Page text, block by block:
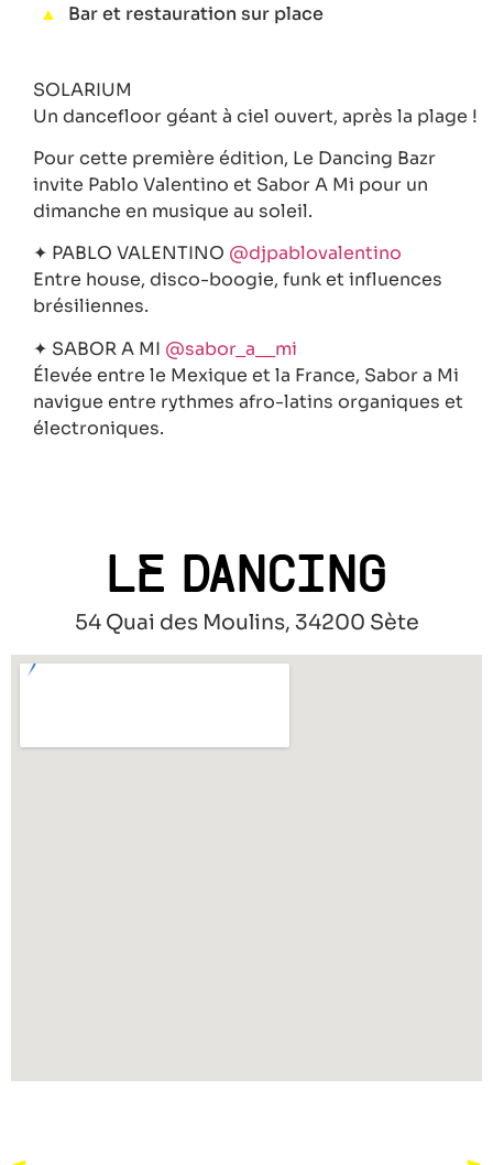
Bar et restauration sur place
SOLARIUM
Un dancefloor géant à ciel ouvert, après la plage !
Pour cette première édition, Le Dancing Bazr
invite Pablo Valentino et Sabor A Mi pour un
dimanche en musique au soleil.
✦ PABLO VALENTINO @djpablovalentino
Entre house, disco-boogie, funk et influences
brésiliennes.
✦ SABOR A MI @sabor_a__mi
Élevée entre le Mexique et la France, Sabor a Mi
navigue entre rythmes afro-latins organiques et
électroniques.
LE DANCING
54 Quai des Moulins, 34200 Sète